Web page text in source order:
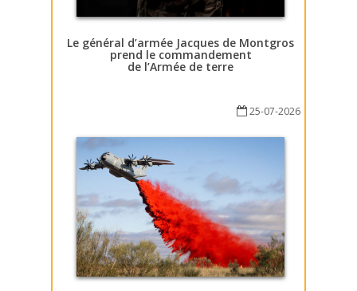
Le général d’armée Jacques de Montgros
prend le commandement
de l’Armée de terre
25-07-2026